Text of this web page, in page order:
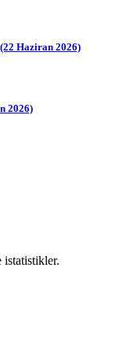
Haziran 2026)
2026)
istatistikler.